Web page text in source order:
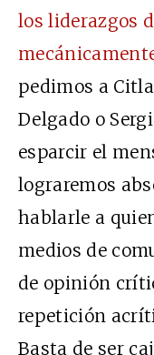
los liderazgos
pedimos a
Delgado o
esparcir el
lograremos
hablarle a
medios de
de opinión
repetición
Basta de ser